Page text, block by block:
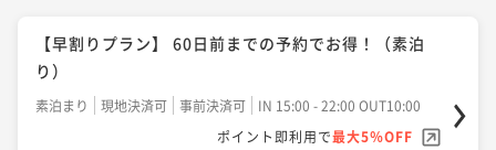
【早割りプラン】 60日前までの予約でお得！（素泊
り）
素泊まり 現地決済可 事前決済可
IN 15:00 - 22:00 OUT10:00
ポイント即利用で最大5％OFF